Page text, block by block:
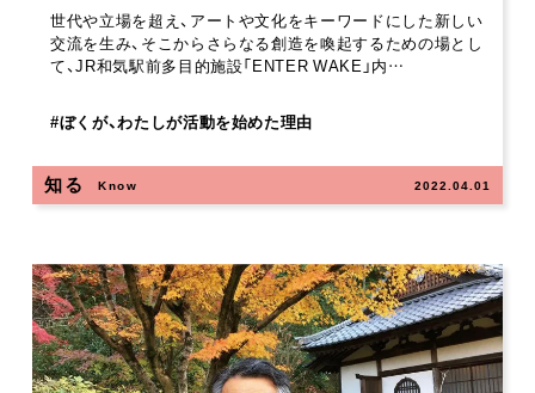
世代や立場を超え、アートや文化をキーワードにした新しい
交流を生み、そこからさらなる創造を喚起するための場とし
て、JR和気駅前多目的施設「ENTER WAKE」内…
#ぼくが、わたしが活動を始めた理由
知る Know 2022.04.01